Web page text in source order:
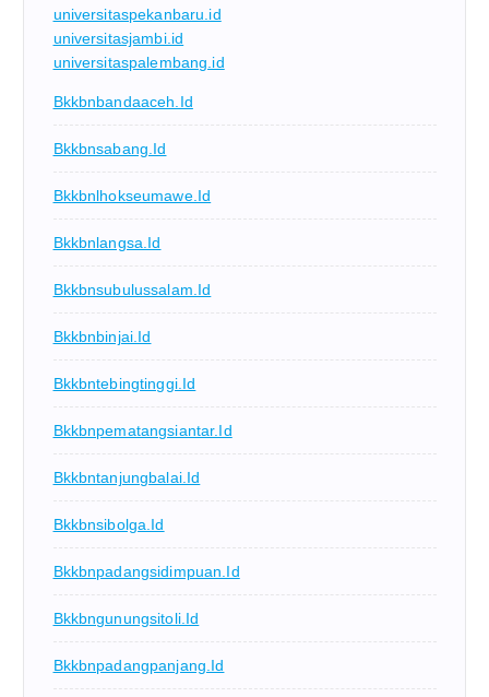
universitaspekanbaru.id
universitasjambi.id
universitaspalembang.id
Bkkbnbandaaceh.id
Bkkbnsabang.id
Bkkbnlhokseumawe.id
Bkkbnlangsa.id
Bkkbnsubulussalam.id
Bkkbnbinjai.id
Bkkbntebingtinggi.id
Bkkbnpematangsiantar.id
Bkkbntanjungbalai.id
Bkkbnsibolga.id
Bkkbnpadangsidimpuan.id
Bkkbngunungsitoli.id
Bkkbnpadangpanjang.id